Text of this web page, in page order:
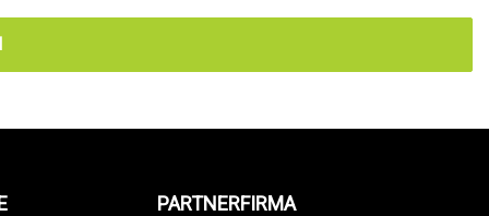
PARTNERFIRMA